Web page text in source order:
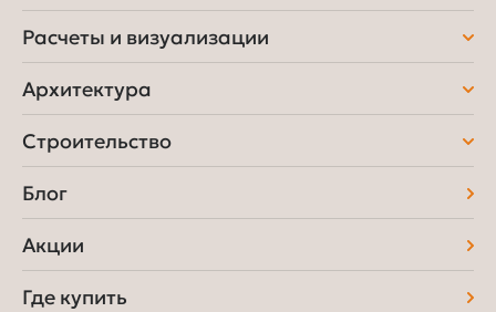
Расчеты и визуализации
Архитектура
Строительство
Блог
Акции
Где купить